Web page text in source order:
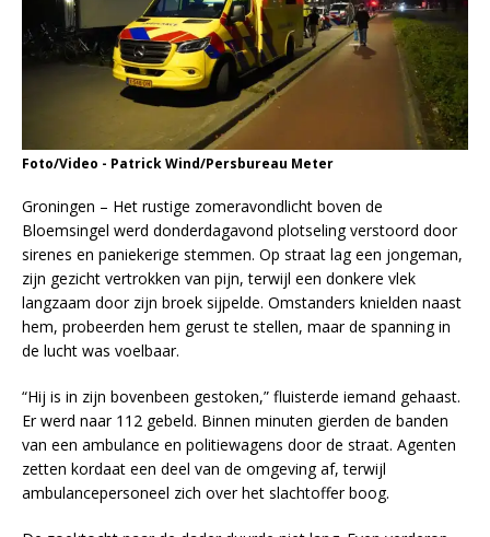
Foto/Video - Patrick Wind/Persbureau Meter
Groningen – Het rustige zomeravondlicht boven de
Bloemsingel werd donderdagavond plotseling verstoord door
sirenes en paniekerige stemmen. Op straat lag een jongeman,
zijn gezicht vertrokken van pijn, terwijl een donkere vlek
langzaam door zijn broek sijpelde. Omstanders knielden naast
hem, probeerden hem gerust te stellen, maar de spanning in
de lucht was voelbaar.
“Hij is in zijn bovenbeen gestoken,” fluisterde iemand gehaast.
Er werd naar 112 gebeld. Binnen minuten gierden de banden
van een ambulance en politiewagens door de straat. Agenten
zetten kordaat een deel van de omgeving af, terwijl
ambulancepersoneel zich over het slachtoffer boog.